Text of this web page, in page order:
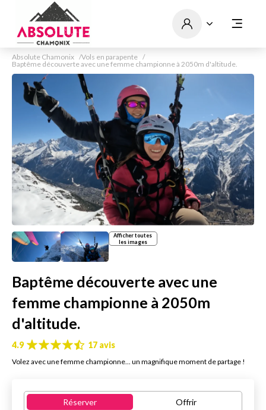
Absolute Chamonix
Vols en parapente
Baptême découverte avec une femme championne à 2050m d'altitude.
Afficher toutes
les images
Baptême découverte avec une
femme championne à 2050m
d'altitude.
4.9 17 avis
Volez avec une femme championne... un magnifique moment de partage !
Réserver Offrir